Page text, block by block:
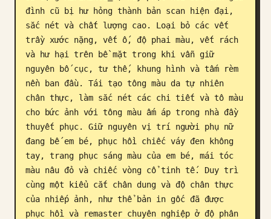
Cập nhật
đình cũ bị hư hỏng thành bản scan hiện đại,
sắc nét và chất lượng cao. Loại bỏ các vết
trầy xước nặng, vết ố, độ phai màu, vết rách
và hư hại trên bề mặt trong khi vẫn giữ
nguyên bố cục, tư thế, khung hình và tấm rèm
nền ban đầu. Tái tạo tông màu da tự nhiên
chân thực, làm sắc nét các chi tiết và tô màu
cho bức ảnh với tông màu ấm áp trong nhà đầy
thuyết phục. Giữ nguyên vị trí người phụ nữ
đang bế em bé, phục hồi chiếc váy đen không
tay, trang phục sáng màu của em bé, mái tóc
màu nâu đỏ và chiếc vòng cổ tinh tế. Duy trì
cùng một kiểu cắt chân dung và độ chân thực
của nhiếp ảnh, như thể bản in gốc đã được
phục hồi và remaster chuyên nghiệp ở độ phân